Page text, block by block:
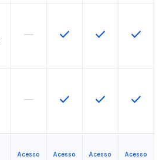
Esta funcionalidade não é
horizontal_rule Esta funcionalidade está
check Esta
check Esta
check
Esta funcionalidade não é
horizontal_rule Esta funcionalidade está
check Esta
check Esta
check
Acesso
Acesso
Acesso
Acesso